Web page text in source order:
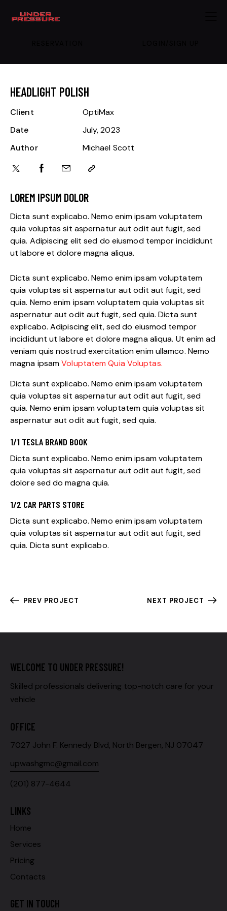
HEADLIGHT POLISH
Client
OptiMax
Date
July, 2023
Author
Michael Scott
LOREM IPSUM DOLOR
Dicta sunt explicabo. Nemo enim ipsam voluptatem
quia voluptas sit aspernatur aut odit aut fugit, sed
quia. Adipiscing elit sed do eiusmod tempor incididunt
ut labore et dolore magna aliqua.
Dicta sunt explicabo. Nemo enim ipsam voluptatem
quia voluptas sit aspernatur aut odit aut fugit, sed
quia. Nemo enim ipsam voluptatem quia voluptas sit
aspernatur aut odit aut fugit, sed quia. Dicta sunt
explicabo. Adipiscing elit, sed do eiusmod tempor
incididunt ut labore et dolore magna aliqua. Ut enim ad
veniam quis nostrud exercitation enim ullamco. Nemo
magna ipsamVoluptatem Quia Voluptas.
Dicta sunt explicabo. Nemo enim ipsam voluptatem
quia voluptas sit aspernatur aut odit aut fugit, sed
quia. Nemo enim ipsam voluptatem quia voluptas sit
aspernatur aut odit aut fugit, sed quia.
1/1 TESLA BRAND BOOK
Dicta sunt explicabo. Nemo enim ipsam voluptatem
quia voluptas sit aspernatur aut odit aut fugit, sed
dolore sed do magna quia.
1/2 CAR PARTS STORE
Dicta sunt explicabo. Nemo enim ipsam voluptatem
quia voluptas sit aspernatur aut odit aut fugit, sed
quia. Dicta sunt explicabo.
PREV PROJECT NEXT PROJECT
WELCOME TO UNDER PRESSURE!
Skilled professionals delivering top-notch care for your
vehicle
OFFICE
7027 John F. Kennedy Blvd, North Bergen, NJ 07047
upwashgmc@gmail.com
(201) 877-4644
LINKS
Home
Services
Pricing
Contacts
GET IN TOUCH